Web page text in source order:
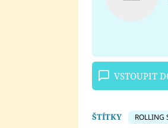
VSTOUPIT
ŠTÍTKY ROLLING